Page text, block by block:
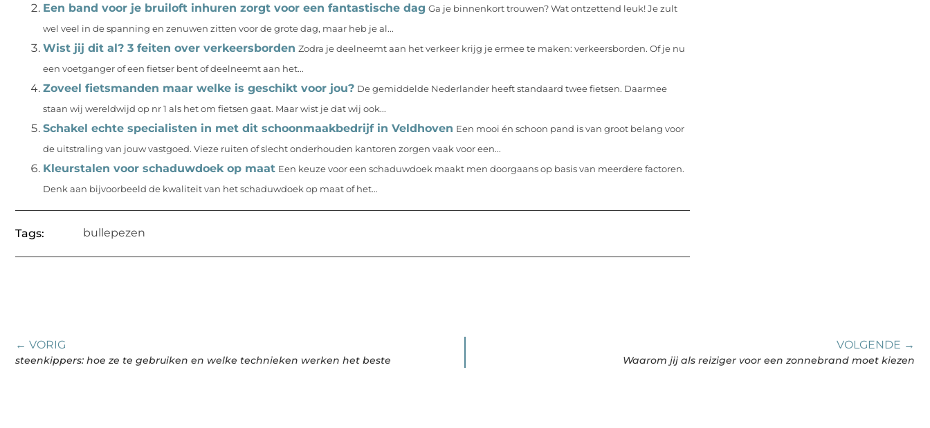
Een band voor je bruiloft inhuren zorgt voor een fantastische dag Ga je binnenkort trouwen? Wat ontzettend leuk! Je zult
wel veel in de spanning en zenuwen zitten voor de grote dag, maar heb je al...
Wist jij dit al? 3 feiten over verkeersborden Zodra je deelneemt aan het verkeer krijg je ermee te maken: verkeersborden. Of je nu
een voetganger of een fietser bent of deelneemt aan het...
Zoveel fietsmanden maar welke is geschikt voor jou? De gemiddelde Nederlander heeft standaard twee fietsen. Daarmee
staan wij wereldwijd op nr 1 als het om fietsen gaat. Maar wist je dat wij ook...
Schakel echte specialisten in met dit schoonmaakbedrijf in Veldhoven Een mooi én schoon pand is van groot belang voor
de uitstraling van jouw vastgoed. Vieze ruiten of slecht onderhouden kantoren zorgen vaak voor een...
Kleurstalen voor schaduwdoek op maat Een keuze voor een schaduwdoek maakt men doorgaans op basis van meerdere factoren.
Denk aan bijvoorbeeld de kwaliteit van het schaduwdoek op maat of het...
Tags: bullepezen
← VORIG
steenkippers: hoe ze te gebruiken en welke technieken werken het beste
VOLGENDE →
Waarom jij als reiziger voor een zonnebrand moet kiezen